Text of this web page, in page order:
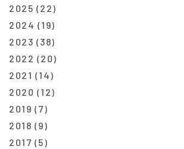
2025 (22)
2024 (19)
2023 (38)
2022 (20)
2021 (14)
2020 (12)
2019 (7)
2018 (9)
2017 (5)